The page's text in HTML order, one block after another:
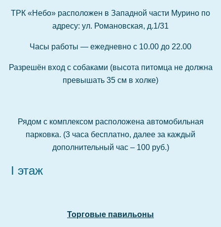
ТРК «Небо» расположен в Западной части Мурино по
адресу: ул. Романовская, д.1/31
Часы работы — ежедневно с 10.00 до 22.00
Разрешён вход с собаками (высота питомца не должна
превышать 35 см в холке)
Рядом с комплексом расположена автомобильная
парковка. (3 часа бесплатно, далее за каждый
дополнительный час – 100 руб.)
I этаж
Торговые павильоны